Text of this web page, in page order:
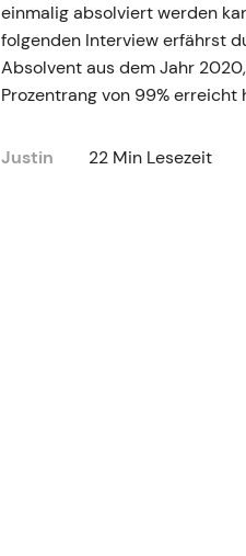
einmalig absolviert werden
folgenden Interview erfährst
Absolvent aus dem Jahr
Prozentrang von 99% erreicht
Justin 22 Min Lesezeit